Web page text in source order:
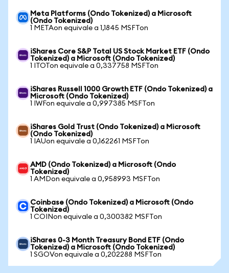
Meta Platforms (Ondo Tokenized) a Microsoft
(Ondo Tokenized)
1 METAon equivale a 1,1845 MSFTon
iShares Core S&P Total US Stock Market ETF (Ondo
Tokenized) a Microsoft (Ondo Tokenized)
1 ITOTon equivale a 0,337758 MSFTon
iShares Russell 1000 Growth ETF (Ondo Tokenized) a
Microsoft (Ondo Tokenized)
1 IWFon equivale a 0,997385 MSFTon
iShares Gold Trust (Ondo Tokenized) a Microsoft
(Ondo Tokenized)
1 IAUon equivale a 0,162261 MSFTon
AMD (Ondo Tokenized) a Microsoft (Ondo
Tokenized)
1 AMDon equivale a 0,958993 MSFTon
Coinbase (Ondo Tokenized) a Microsoft (Ondo
Tokenized)
1 COINon equivale a 0,300382 MSFTon
iShares 0-3 Month Treasury Bond ETF (Ondo
Tokenized) a Microsoft (Ondo Tokenized)
1 SGOVon equivale a 0,202288 MSFTon